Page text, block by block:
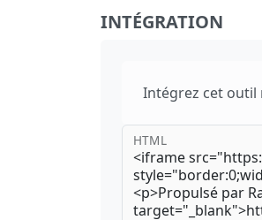
INTÉGRATION
Intégrez cet outil
HTML